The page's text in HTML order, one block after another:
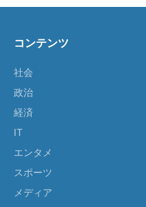
コンテンツ
社会
政治
経済
IT
エンタメ
スポーツ
メディア